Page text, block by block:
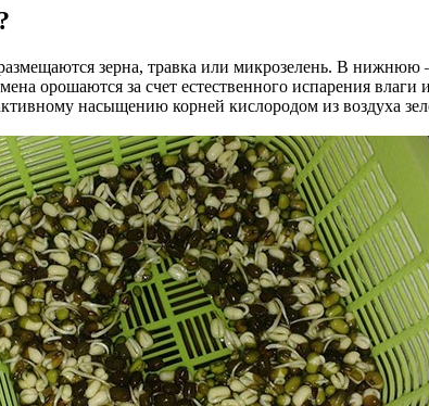
зерна, травка или микрозелень. В нижнюю
орошаются за счет естественного испарения
насыщению корней кислородом из воздуха